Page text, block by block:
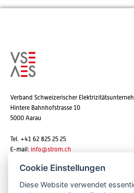
Verband Schweizerischer
Hintere Bahnhofstrasse 10
5000 Aarau
Tel. +41 62 825 25 25
E-mail: info@strom.ch
Newsletter
Cookie Einstellungen
Diese Website verwendet